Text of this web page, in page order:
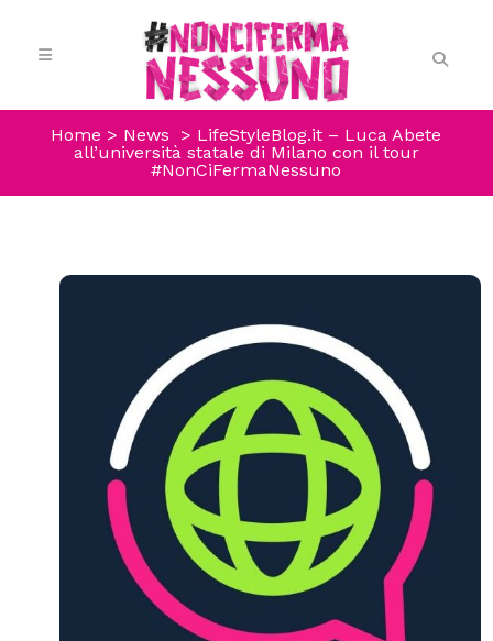
Home > News > LifeStyleBlog.it – Luca Abete
all’università statale di Milano con il tour
#NonCiFermaNessuno